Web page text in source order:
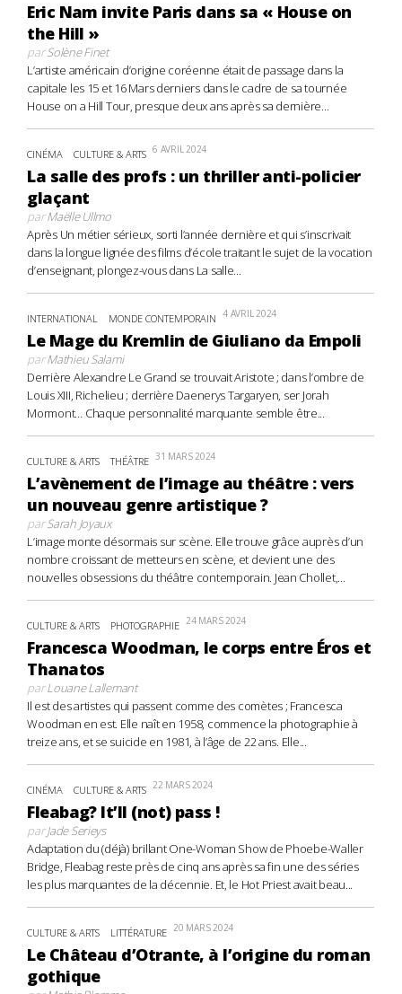
Eric Nam invite Paris dans sa « House on
the Hill »
parSolène Finet
L’artiste américain d’origine coréenne était de passage dans la
capitale les 15 et 16 Mars derniers dans le cadre de sa tournée
House on a Hill Tour, presque deux ans après sa dernière...
CINÉMA CULTURE & ARTS 6 AVRIL 2024
La salle des profs : un thriller anti-policier
glaçant
parMaëlle Ullmo
Après Un métier sérieux, sorti l’année dernière et qui s’inscrivait
dans la longue lignée des films d’école traitant le sujet de la vocation
d’enseignant, plongez-vous dans La salle...
INTERNATIONAL MONDE CONTEMPORAIN 4 AVRIL 2024
Le Mage du Kremlin de Giuliano da Empoli
parMathieu Salami
Derrière Alexandre Le Grand se trouvait Aristote ; dans l’ombre de
Louis XIII, Richelieu ; derrière Daenerys Targaryen, ser Jorah
Mormont… Chaque personnalité marquante semble être...
CULTURE & ARTS THÉÂTRE 31 MARS 2024
L’avènement de l’image au théâtre : vers
un nouveau genre artistique ?
parSarah Joyaux
L’image monte désormais sur scène. Elle trouve grâce auprès d’un
nombre croissant de metteurs en scène, et devient une des
nouvelles obsessions du théâtre contemporain. Jean Chollet,...
CULTURE & ARTS PHOTOGRAPHIE 24 MARS 2024
Francesca Woodman, le corps entre Éros et
Thanatos
parLouane Lallemant
Il est des artistes qui passent comme des comètes ; Francesca
Woodman en est. Elle naît en 1958, commence la photographie à
treize ans, et se suicide en 1981, à l’âge de 22 ans. Elle...
CINÉMA CULTURE & ARTS 22 MARS 2024
Fleabag? It’ll (not) pass !
parJade Serieys
Adaptation du (déjà) brillant One-Woman Show de Phoebe-Waller
Bridge, Fleabag reste près de cinq ans après sa fin une des séries
les plus marquantes de la décennie. Et, le Hot Priest avait beau...
CULTURE & ARTS LITTÉRATURE 20 MARS 2024
Le Château d’Otrante, à l’origine du roman
gothique